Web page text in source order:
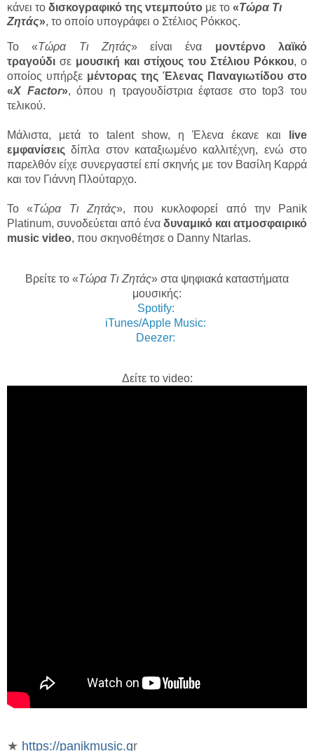
κάνει το δισκογραφικό της ντεμπούτο με το «Τώρα Τι
Ζητάς», το οποίο υπογράφει ο Στέλιος Ρόκκος.
Το «Τώρα Τι Ζητάς» είναι ένα μοντέρνο λαϊκό
τραγούδι σε μουσική και στίχους του Στέλιου Ρόκκου, ο
οποίος υπήρξε μέντορας της Έλενας Παναγιωτίδου στο
«X Factor», όπου η τραγουδίστρια έφτασε στο top3 του
τελικού.
Μάλιστα, μετά το talent show, η Έλενα έκανε και
live
εμφανίσεις δίπλα στον καταξιωμένο καλλιτέχνη, ενώ στο
παρελθόν είχε συνεργαστεί επί σκηνής με τον Βασίλη Καρρά
και τον Γιάννη Πλούταρχο.
Το «Τώρα Τι Ζητάς», που κυκλοφορεί από την Panik
Platinum, συνοδεύεται από ένα δυναμικό και ατμοσφαιρικό
music video, που σκηνοθέτησε ο Danny Ntarlas.
Βρείτε το «Τώρα Τι Ζητάς» στα ψηφιακά καταστήματα
μουσικής:
Spotify:
iTunes/Apple Music:
Deezer:
Δείτε το video:
★ https://panikmusic.gr